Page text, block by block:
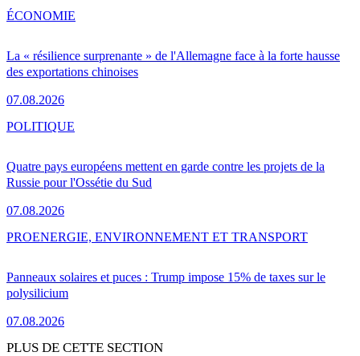
La « résilience surprenante » de l'Allemagne face à la forte hausse
des exportations chinoises
07.08.2026
ÉCONOMIE
Quatre pays européens mettent en garde contre les projets de la
Russie pour l'Ossétie du Sud
07.08.2026
POLITIQUE
Panneaux solaires et puces : Trump impose 15% de taxes sur le
polysilicium
07.08.2026
PROENERGIE, ENVIRONNEMENT ET TRANSPORT
PLUS DE CETTE SECTION